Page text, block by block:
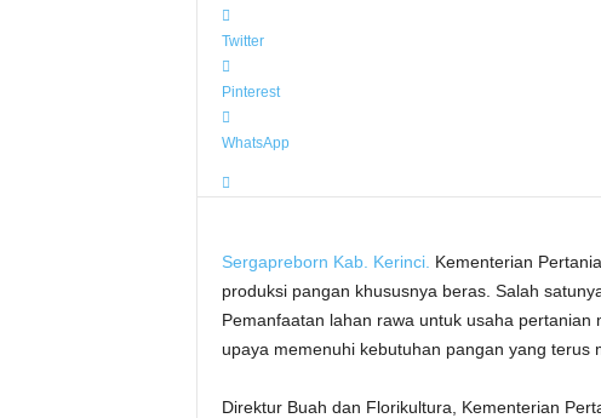
Twitter
Pinterest
WhatsApp
Sergapreborn Kab. Kerinci. Kementerian
produksi pangan khususnya beras. Salah
Pemanfaatan lahan rawa untuk usaha
upaya memenuhi kebutuhan pangan yang terus
Direktur Buah dan Florikultura, Kementerian